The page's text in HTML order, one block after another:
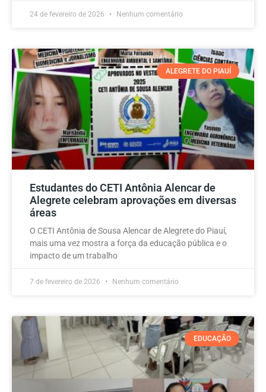
24 de fevereiro de 2026 Nenhum comentário
ALEGRETE DO PIAUÍ
Estudantes do CETI Antônia Alencar de
Alegrete celebram aprovações em diversas
áreas
O CETI Antônia de Sousa Alencar de Alegrete do Piauí,
mais uma vez mostra a força da educação pública e o
impacto de um trabalho
7 de fevereiro de 2026 Nenhum comentário
EDUCAÇÃO